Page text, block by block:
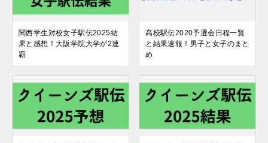
関西学生対校女子駅伝2025結
果と感想！大阪学院大学が2連
覇
高校駅伝2020予選会日程一覧
と結果速報！男子と女子のまと
め